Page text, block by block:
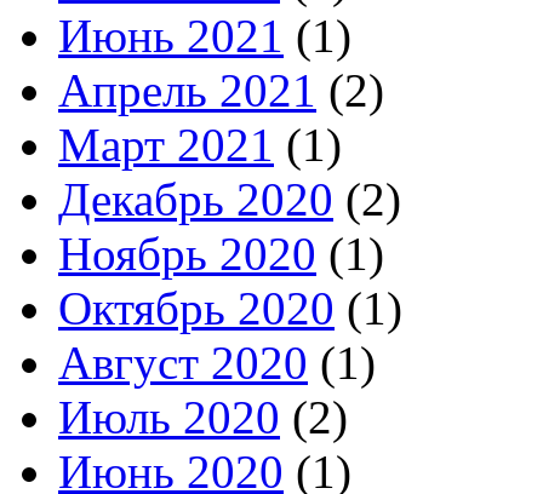
Июнь 2021 (1)
Апрель 2021 (2)
Март 2021 (1)
Декабрь 2020 (2)
Ноябрь 2020 (1)
Октябрь 2020 (1)
Август 2020 (1)
Июль 2020 (2)
Июнь 2020 (1)